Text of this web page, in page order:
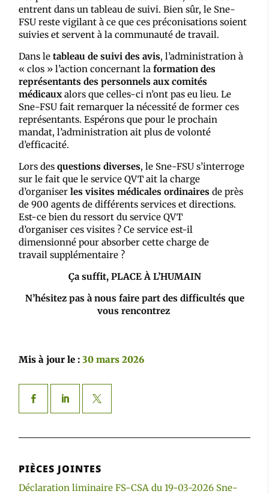
entrent dans un tableau de suivi. Bien sûr, le Sne-
FSU reste vigilant à ce que ces préconisations soient
suivies et servent à la communauté de travail.
Dans letableau de suivi des avis, l’administration à
« clos » l’action concernant laformation des
représentants des personnels aux comités
médicauxalors que celles-ci n’ont pas eu lieu. Le
Sne-FSU fait remarquer la nécessité de former ces
représentants. Espérons que pour le prochain
mandat, l’administration ait plus de volonté
d’efficacité.
Lors desquestions diverses, le Sne-FSU s’interroge
sur le fait que le service QVT ait la charge
d’organiserles visites médicales ordinaires de près
de 900 agents de différents services et directions.
Est-ce bien du ressort du service QVT
d’organiser ces visites ? Ce service est-il
dimensionné pour absorber cette charge de
travail supplémentaire ?
Ça suffit, PLACE À L’HUMAIN
N’hésitez pas à nous faire part des difficultés que
vous rencontrez
Mis à jour le :30 mars 2026
PIÈCES JOINTES
Déclaration liminaire FS-CSA du 19-03-2026 Sne-